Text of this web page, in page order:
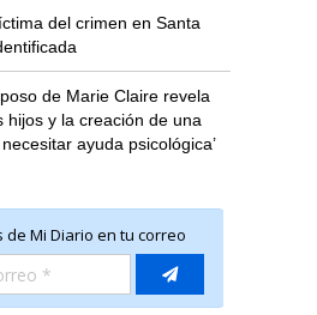
del crimen en Santa
de Marie Claire revela
hijos y la creación de una
ayuda psicológica’